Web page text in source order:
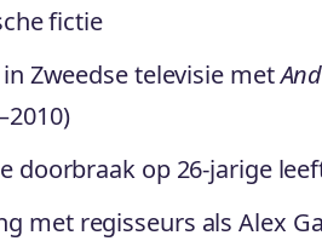
fictie
Zweedse televisie met
doorbraak op 26-jarige
met regisseurs als Alex